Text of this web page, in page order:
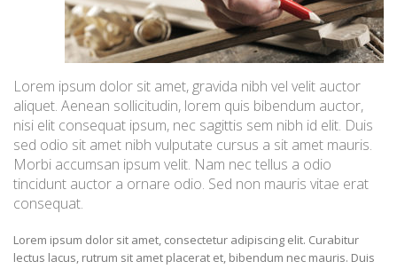
Lorem ipsum dolor sit amet, gravida nibh vel velit auctor
aliquet. Aenean sollicitudin, lorem quis bibendum auctor,
nisi elit consequat ipsum, nec sagittis sem nibh id elit. Duis
sed odio sit amet nibh vulputate cursus a sit amet mauris.
Morbi accumsan ipsum velit. Nam nec tellus a odio
tincidunt auctor a ornare odio. Sed non mauris vitae erat
consequat.
Lorem ipsum dolor sit amet, consectetur adipiscing elit. Curabitur
lectus lacus, rutrum sit amet placerat et, bibendum nec mauris. Duis